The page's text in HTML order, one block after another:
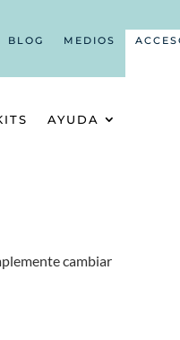
BLOG MEDIOS
AYUDA
cambiar